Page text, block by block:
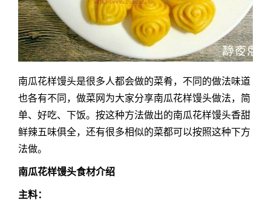
南瓜花样馒头是很多人都会做的菜肴，不同的做法味道
也各有不同，做菜网为大家分享南瓜花样馒头做法，简
单、好吃、下饭。按这种方法做出的南瓜花样馒头香甜
鲜辣五味俱全，还有很多相似的菜都可以按照这种下方
法做。
南瓜花样馒头食材介绍
主料：